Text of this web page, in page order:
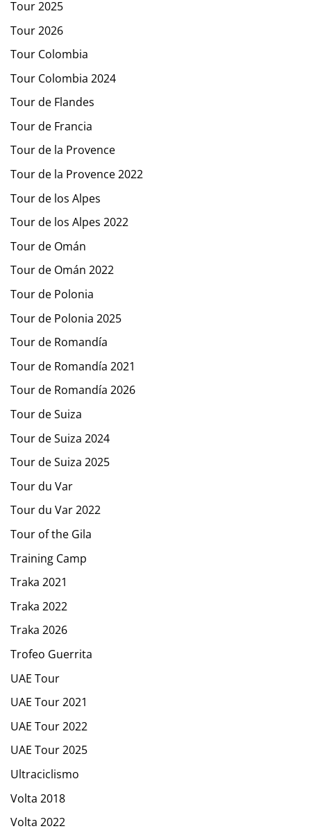
Tour 2025
Tour 2026
Tour Colombia
Tour Colombia 2024
Tour de Flandes
Tour de Francia
Tour de la Provence
Tour de la Provence 2022
Tour de los Alpes
Tour de los Alpes 2022
Tour de Omán
Tour de Omán 2022
Tour de Polonia
Tour de Polonia 2025
Tour de Romandía
Tour de Romandía 2021
Tour de Romandía 2026
Tour de Suiza
Tour de Suiza 2024
Tour de Suiza 2025
Tour du Var
Tour du Var 2022
Tour of the Gila
Training Camp
Traka 2021
Traka 2022
Traka 2026
Trofeo Guerrita
UAE Tour
UAE Tour 2021
UAE Tour 2022
UAE Tour 2025
Ultraciclismo
Volta 2018
Volta 2022